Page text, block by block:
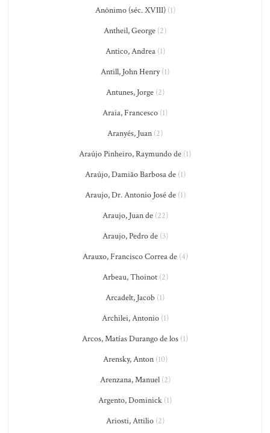
Anônimo (séc. XVIII)(1)
Antheil, George (2)
Antico, Andrea(1)
Antill, John Henry(1)
Antunes, Jorge(2)
Araia, Francesco (1)
Aranyés, Juan (2)
Araújo Pinheiro, Raymundo de (1)
Araújo, Damião Barbosa de(1)
Araujo, Dr. Antonio José de(1)
Araujo, Juan de(22)
Araujo, Pedro de(3)
Arauxo, Francisco Correa de(4)
Arbeau, Thoinot(2)
Arcadelt, Jacob (1)
Archilei, Antonio(1)
Arcos, Matías Durango de los (1)
Arensky, Anton(10)
Arenzana, Manuel(2)
Argento, Dominick (1)
Ariosti, Attilio(2)